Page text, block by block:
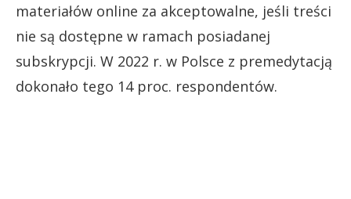
materiałów online za akceptowalne, jeśli treści
nie są dostępne w ramach posiadanej
subskrypcji. W 2022 r. w Polsce z premedytacją
dokonało tego 14 proc. respondentów.